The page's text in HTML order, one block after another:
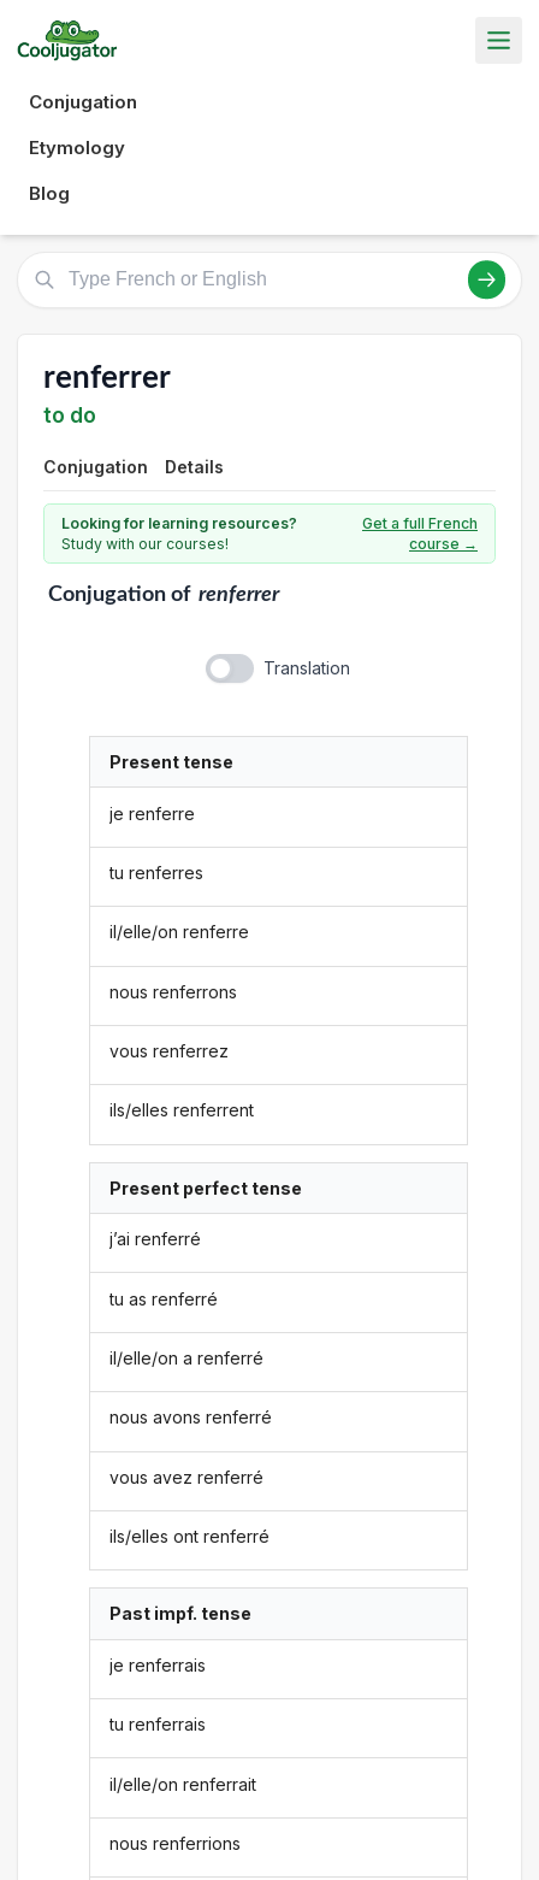
Conjugation
Etymology
Blog
renferrer
to do
Conjugation Details
Looking for learning resources?
Study with our courses!
Get a full French
course →
Conjugationof renferrer
Translation
Present tense
je renferre
tu renferres
il/elle/on renferre
nous renferrons
vous renferrez
ils/elles renferrent
Present perfect tense
j’ai renferré
tu as renferré
il/elle/on a renferré
nous avons renferré
vous avez renferré
ils/elles ont renferré
Past impf. tense
je renferrais
tu renferrais
il/elle/on renferrait
nous renferrions